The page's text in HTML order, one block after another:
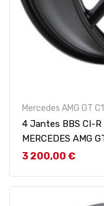
Mercedes AMG GT
4 Jantes BBS CI-R
MERCEDES AMG
Prix
3 200,00 €